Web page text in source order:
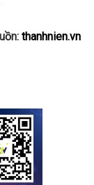
thanhnien.vn